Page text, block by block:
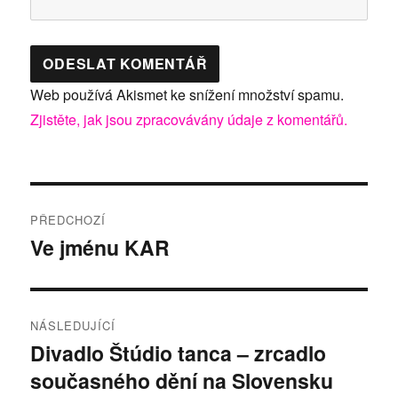
Web používá Akismet ke snížení množství spamu.
Zjistěte, jak jsou zpracovávány údaje z komentářů.
pro
PŘEDCHOZÍ
Předchozí
Ve jménu KAR
NÁSLEDUJÍCÍ
Následující
příspěvek:
Divadlo Štúdio tanca – zrcadlo
současného dění na Slovensku